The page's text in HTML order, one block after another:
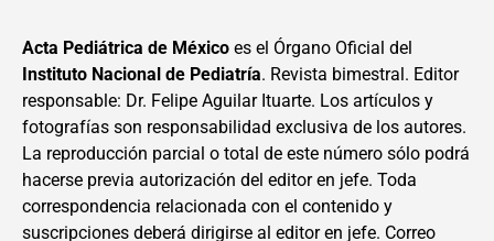
Acta Pediátrica de México es el Órgano Oficial del
Instituto Nacional de Pediatría. Revista bimestral. Editor
responsable: Dr. Felipe Aguilar Ituarte. Los artículos y
fotografías son responsabilidad exclusiva de los autores.
La reproducción parcial o total de este número sólo podrá
hacerse previa autorización del editor en jefe. Toda
correspondencia relacionada con el contenido y
suscripciones deberá dirigirse al editor en jefe. Correo